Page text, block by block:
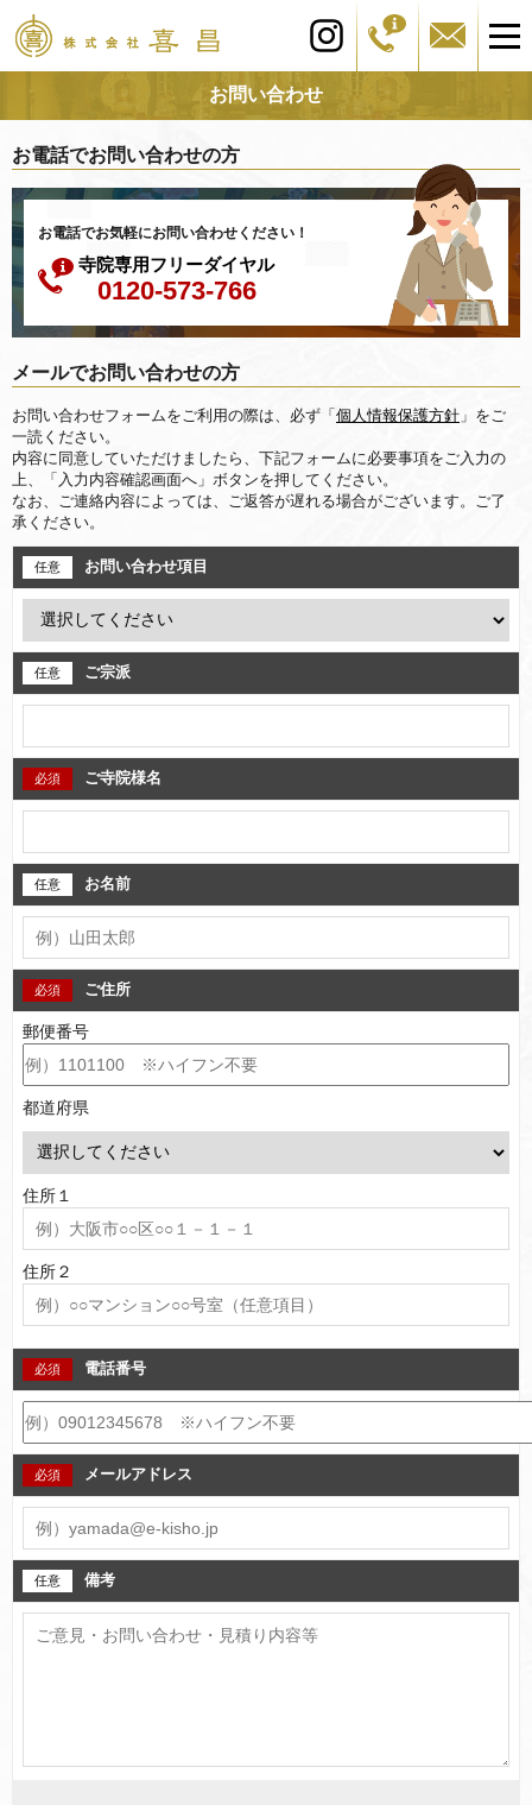
お問い合わせ
お電話でお問い合わせの方
お電話でお気軽にお問い合わせください！
寺院専用フリーダイヤル
0120-573-766
メールでお問い合わせの方
お問い合わせフォームをご利用の際は、必ず「 個人情報保護方針 」をご
一読ください。
内容に同意していただけましたら、下記フォームに必要事項をご入力の
上、「入力内容確認画面へ」ボタンを押してください。
なお、ご連絡内容によっては、ご返答が遅れる場合がございます。ご了
承ください。
お問い合わせ項目
ご宗派
ご寺院様名
お名前
ご住所
郵便番号
都道府県
住所１
住所２
電話番号
メールアドレス
備考